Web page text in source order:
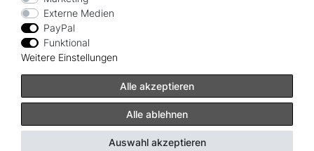
Zahlungsarten
© Copyright Albatros Onlineshop 2024 | Alle Rechte vorbehalten.
Externe Medien
PayPal
Funktional
Weitere Einstellungen
Alle akzeptieren
Alle ablehnen
Auswahl akzeptieren